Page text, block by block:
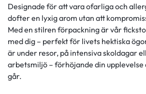
Designade för att vara ofarliga och
dofter en lyxig arom utan att
Med en stilren förpackning är vår
med dig – perfekt för livets hektiska
är under resor, på intensiva skoldagar
arbetsmiljö – förhöjande din upplevelse
går.